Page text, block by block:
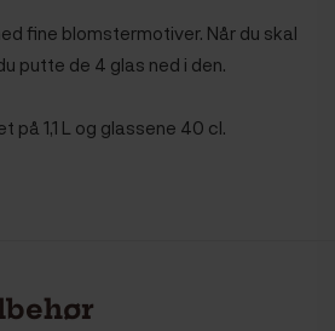
fine blomstermotiver. Når du skal
putte de 4 glas ned i den.
på 1,1 L og glassene 40 cl.